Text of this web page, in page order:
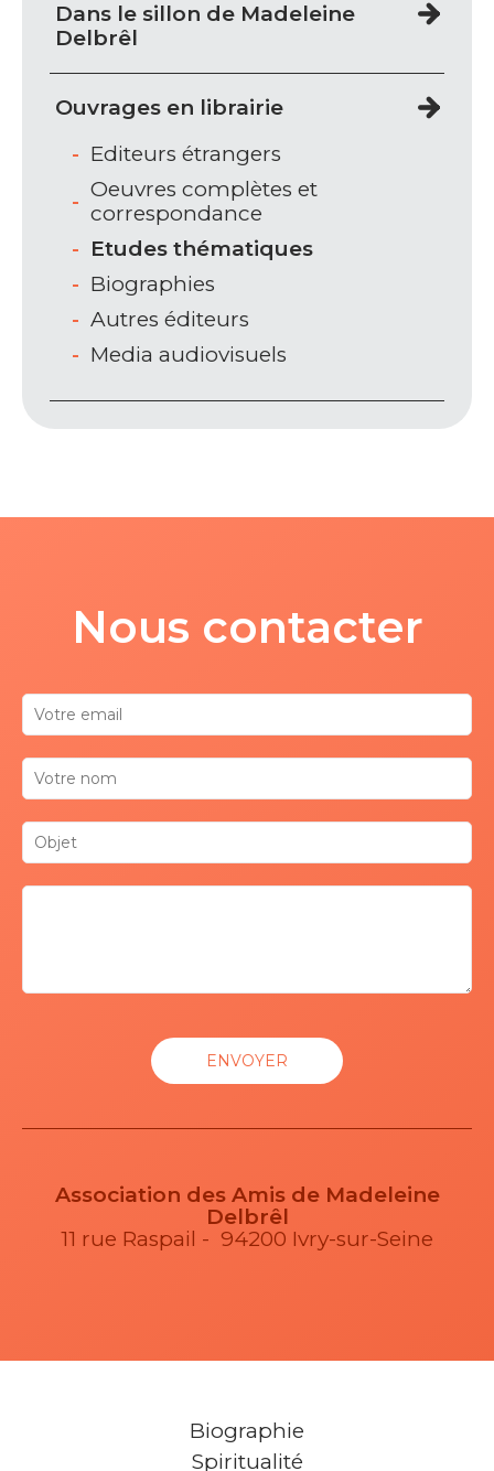
Dans le sillon de Madeleine
Delbrêl
Ouvrages en librairie
Editeurs étrangers
Oeuvres complètes et
correspondance
Etudes thématiques
Biographies
Autres éditeurs
Media audiovisuels
Nous contacter
Association des Amis de Madeleine
Delbrêl
11 rue Raspail - 94200 Ivry-sur-Seine
Biographie
Spiritualité